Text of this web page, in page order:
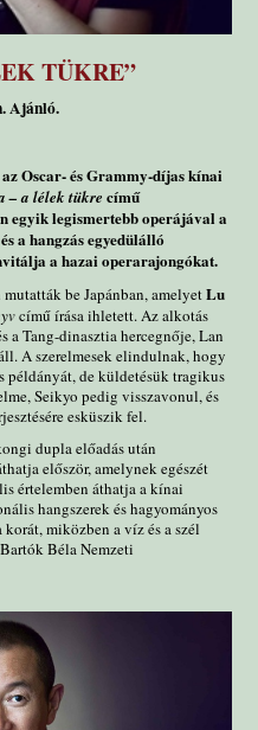
TÜKRE”
Ajánló.
Oscar- és Grammy-díjas kínai
– a lélek tükre című
egyik legismertebb operájával a
a hangzás egyedülálló
a hazai operarajongókat.
be Japánban, amelyetLu
című írása ihletett. Az alkotás
a Tang-dinasztia hercegnője, Lan
A szerelmesek elindulnak, hogy
példányát, de küldetésük tragikus
Seikyo pedig visszavonul, és
esküszik fel.
dupla előadás után
először, amelynek egészét
értelemben áthatja a kínai
hangszerek és hagyományos
miközben a víz és a szél
Béla Nemzeti